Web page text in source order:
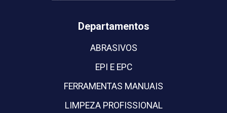
Departamentos
ABRASIVOS
EPI E EPC
FERRAMENTAS MANUAIS
LIMPEZA PROFISSIONAL